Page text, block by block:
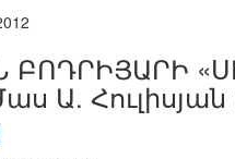
ԲՈԴՐԻՅԱՐԻ
Ա.